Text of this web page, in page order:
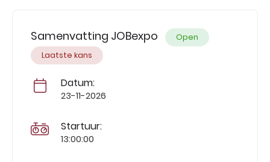
Samenvatting JOBexpo
Open
Laatste kans
Datum:
23-11-2026
Startuur:
13:00:00